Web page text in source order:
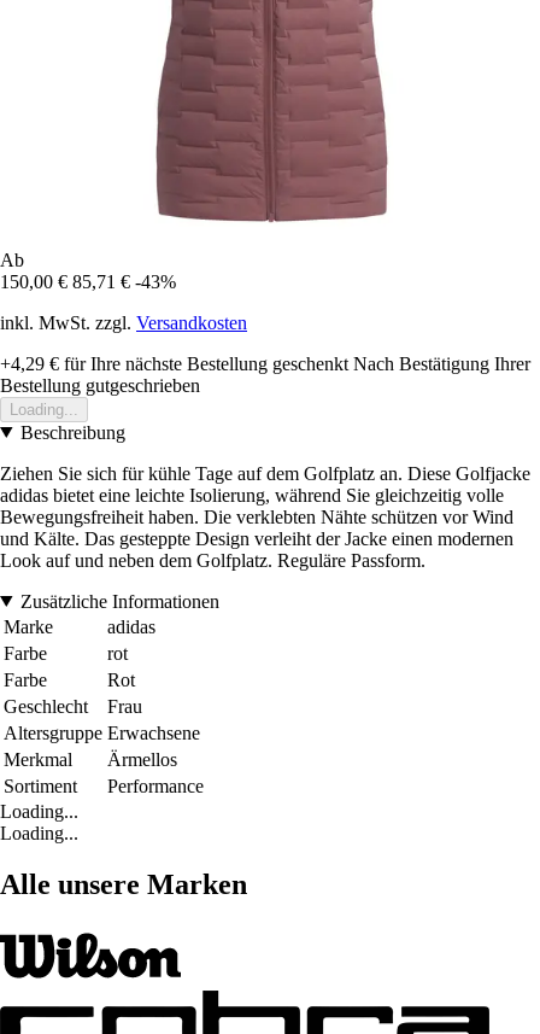
Ab
150,00 € 85,71 € -43%
inkl. MwSt. zzgl. Versandkosten
+4,29 € für Ihre nächste Bestellung geschenkt Nach Bestätigung Ihrer
Bestellung gutgeschrieben
Loading...
Beschreibung
Ziehen Sie sich für kühle Tage auf dem Golfplatz an. Diese Golfjacke
adidas bietet eine leichte Isolierung, während Sie gleichzeitig volle
Bewegungsfreiheit haben. Die verklebten Nähte schützen vor Wind
und Kälte. Das gesteppte Design verleiht der Jacke einen modernen
Look auf und neben dem Golfplatz. Reguläre Passform.
Zusätzliche Informationen
Marke
adidas
Farbe
rot
Farbe
Rot
Geschlecht
Frau
Altersgruppe Erwachsene
Merkmal
Ärmellos
Sortiment
Performance
Loading...
Loading...
Alle unsere Marken